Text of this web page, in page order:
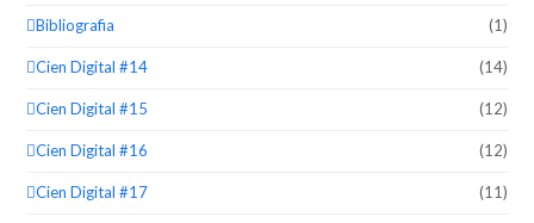
Bibliografia (1)
Cien Digital #14 (14)
Cien Digital #15 (12)
Cien Digital #16 (12)
Cien Digital #17 (11)